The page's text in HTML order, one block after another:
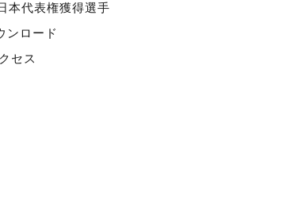
本代表権獲得選手
ンロード
セス